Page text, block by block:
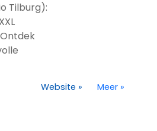
Tilburg):
Website » Meer »